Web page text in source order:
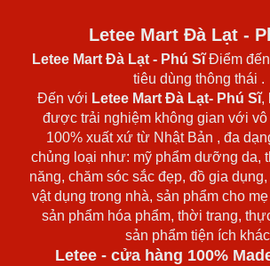
Letee Mart Đà Lạt -
Letee Mart Đà Lạt - Phú SĩĐiểm
tiêu dùng thông thái .
Đến với Letee Mart Đà Lạt- Phú Sĩ,
được trải nghiệm không gian với vô
100% xuất xứ từ Nhật Bản , đa
chủng loại như: mỹ phẩm dưỡng da,
năng, chăm sóc sắc đẹp, đồ gia
vật dụng trong nhà, sản phẩm cho
sản phẩm hóa phẩm, thời trang,
sản phẩm tiện ích
Letee - cửa hàng 100%